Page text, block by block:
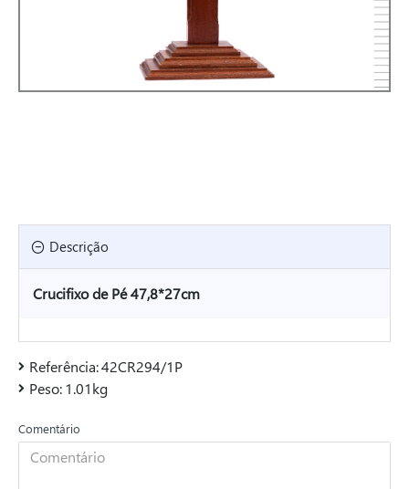
Descrição
Crucifixo de Pé 47,8*27cm
Referência:42CR294/1P
Peso:1.01kg
Comentário